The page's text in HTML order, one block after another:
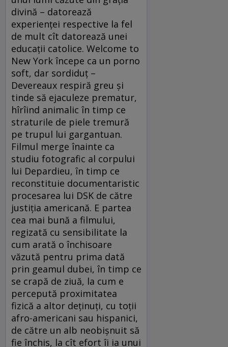
divină – datorează
experienţei respective la fel
de mult cît datorează unei
educaţii catolice. Welcome to
New York începe ca un porno
soft, dar sordiduţ –
Devereaux respiră greu şi
tinde să ejaculeze prematur,
hîrîind animalic în timp ce
straturile de piele tremură
pe trupul lui gargantuan.
Filmul merge înainte ca
studiu fotografic al corpului
lui Depardieu, în timp ce
reconstituie documentaristic
procesarea lui DSK de către
justiţia americană. E partea
cea mai bună a filmului,
regizată cu sensibilitate la
cum arată o închisoare
văzută pentru prima dată
prin geamul dubei, în timp ce
se crapă de ziuă, la cum e
percepută proximitatea
fizică a altor deţinuţi, cu toţii
afro-americani sau hispanici,
de către un alb neobişnuit să
fie închis, la cît efort îi ia unui